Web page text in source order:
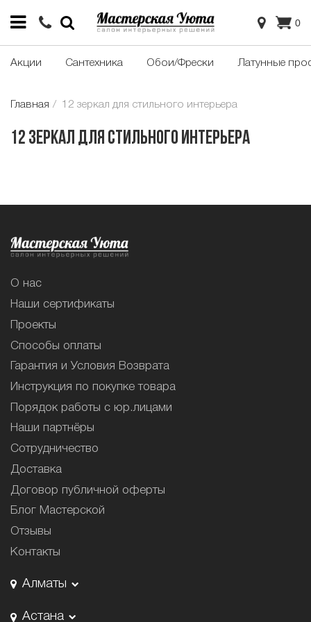
0
Акции Сантехника Обои/Фрески Латунные
Главная 12 зеркал для стильного интерьера
12 зеркал для стильного интерьера
О нас
Наши сертификаты
Проекты
Способы оплаты
Гарантия и Условия Возврата
Инструкция по покупке товара
Порядок работы с юр.лицами
Наши партнёры
Сотрудничество
Доставка
Договор публичной оферты
Блог Мастерской
Отзывы
Контакты
Алматы
Астана